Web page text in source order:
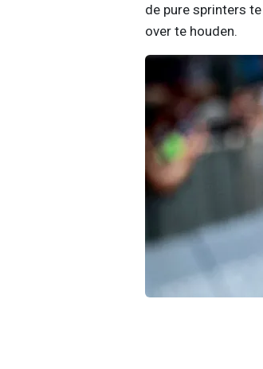
de pure sprinters
over te houden.